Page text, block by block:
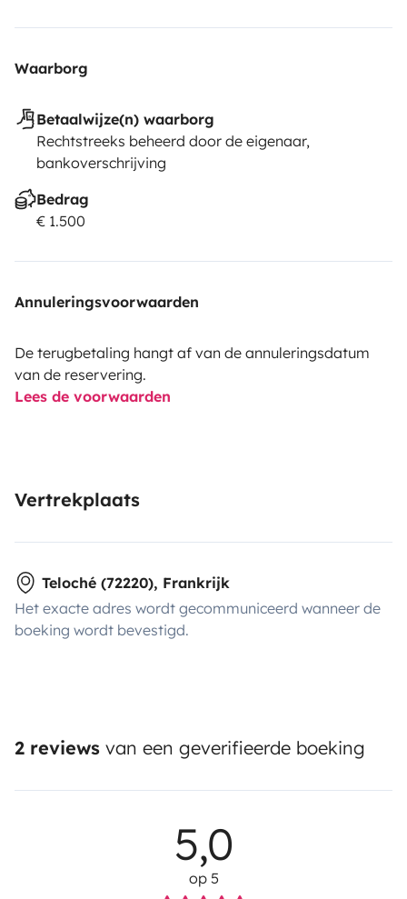
Waarborg
Betaalwijze(n) waarborg
Rechtstreeks beheerd door de eigenaar,
bankoverschrijving
Bedrag
€ 1.500
Annuleringsvoorwaarden
De terugbetaling hangt af van de annuleringsdatum
van de reservering.
Lees de voorwaarden
Vertrekplaats
Teloché (72220), Frankrijk
Het exacte adres wordt gecommuniceerd wanneer de
boeking wordt bevestigd.
2 reviews van een geverifieerde boeking
5,0
op 5